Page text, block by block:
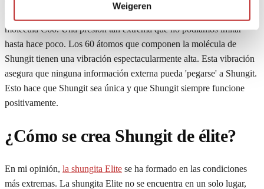
Weigeren
podemos nombrar. Bajo la más intensa alta presión, se formó la
molécula C60. Una presión tan extrema que no podíamos imitar
hasta hace poco. Los 60 átomos que componen la molécula de
Shungit tienen una vibración espectacularmente alta. Esta vibración
asegura que ninguna información externa pueda 'pegarse' a Shungit.
Esto hace que Shungit sea única y que Shungit siempre funcione
positivamente.
¿Cómo se crea Shungit de élite?
En mi opinión, la shungita Elite se ha formado en las condiciones
más extremas. La shungita Elite no se encuentra en un solo lugar,